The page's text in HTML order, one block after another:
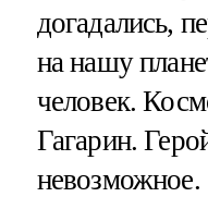
догадались,
на нашу
человек.
Гагарин.
невозможное.